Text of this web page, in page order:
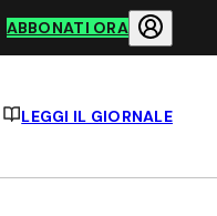
ABBONATI ORA
LEGGI IL GIORNALE